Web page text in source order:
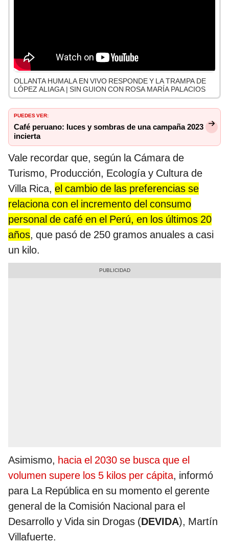
OLLANTA HUMALA EN VIVO RESPONDE Y LA TRAMPA DE
LÓPEZ ALIAGA | SIN GUION CON ROSA MARÍA PALACIOS
PUEDES VER:
Café peruano: luces y sombras de una campaña 2023
incierta
Vale recordar que, según la Cámara de
Turismo, Producción, Ecología y Cultura de
Villa Rica, el cambio de las preferencias se
relaciona con el incremento del consumo
personal de café en el Perú, en los últimos 20
años, que pasó de 250 gramos anuales a casi
un kilo.
Asimismo, hacia el 2030 se busca que el
volumen supere los 5 kilos per cápita, informó
para La República en su momento el gerente
general de la Comisión Nacional para el
Desarrollo y Vida sin Drogas (DEVIDA), Martín
Villafuerte.